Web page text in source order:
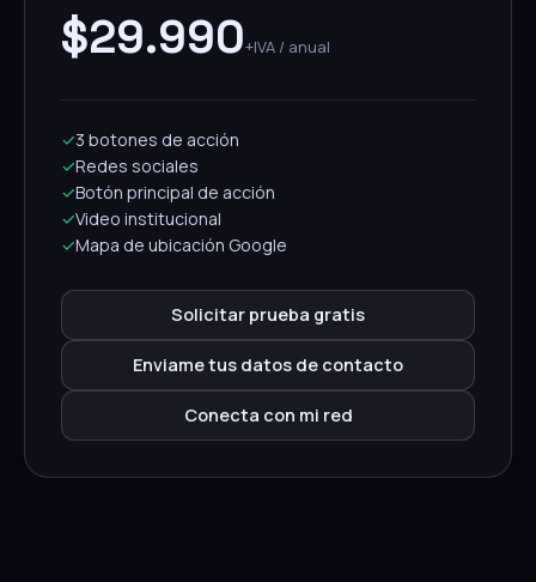
$29.990+IVA / anual
✓3 botones de acción
✓Redes sociales
✓Botón principal de acción
✓Video institucional
✓Mapa de ubicación Google
Solicitar prueba gratis
Enviame tus datos de contacto
Conecta con mi red